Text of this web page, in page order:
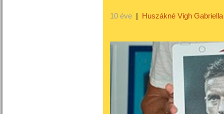
10 éve | Huszákné Vigh Gabriella